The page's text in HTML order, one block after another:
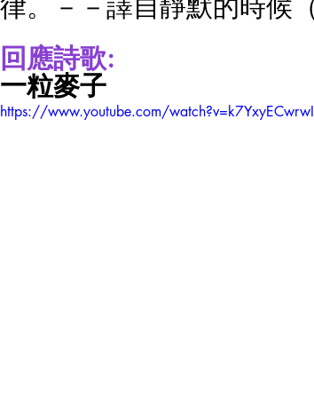
回應詩歌:
一粒麥子
https://www.youtube.com/watch?v=k7YxyECwrwI